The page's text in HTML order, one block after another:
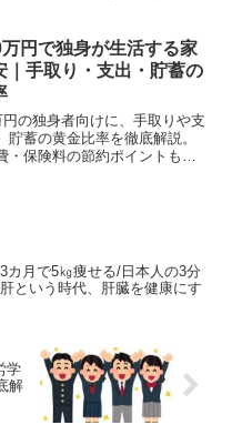
円で独身が生活する家
｜手取り・支出・貯蓄の
の独身者向けに、手取りや支
貯蓄の黄金比率を徹底解説。
・保険料の節約ポイントも紹
カ月で5㎏痩せる/日本人の3分
という時代、肝臓を健康にす
学
解